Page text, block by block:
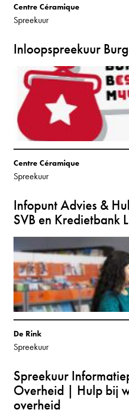
Centre Céramique
Spreekuur
Inloopspreekuur
Centre Céramique
Spreekuur
Infopunt Advies &
SVB en Kredietbank
De Rink
Spreekuur
Spreekuur
Overheid | Hulp bij
overheid